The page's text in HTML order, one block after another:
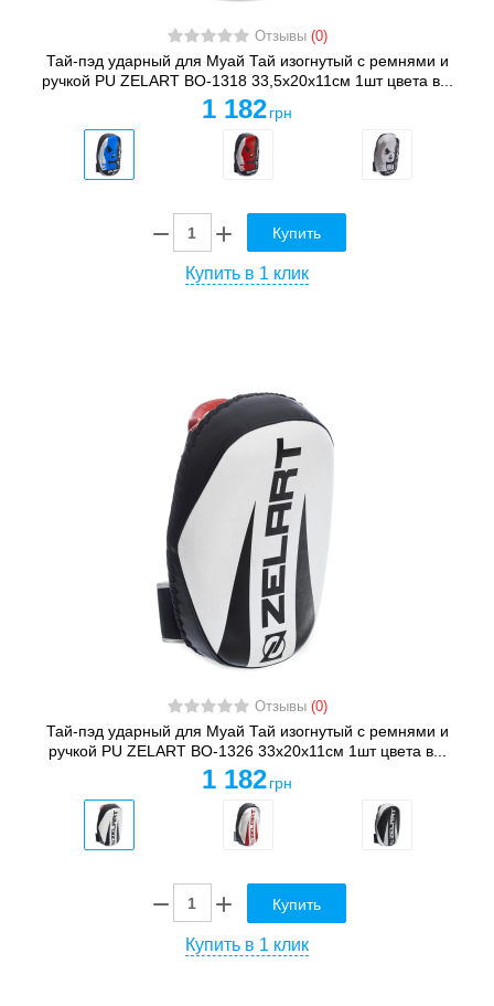
Отзывы (0)
Тай-пэд ударный для Муай Тай изогнутый с ремнями и
ручкой PU ZELART BO-1318 33,5x20x11см 1шт цвета в...
1 182 грн
Купить
Купить в 1 клик
Отзывы (0)
Тай-пэд ударный для Муай Тай изогнутый с ремнями и
ручкой PU ZELART BO-1326 33x20x11см 1шт цвета в...
1 182 грн
Купить
Купить в 1 клик